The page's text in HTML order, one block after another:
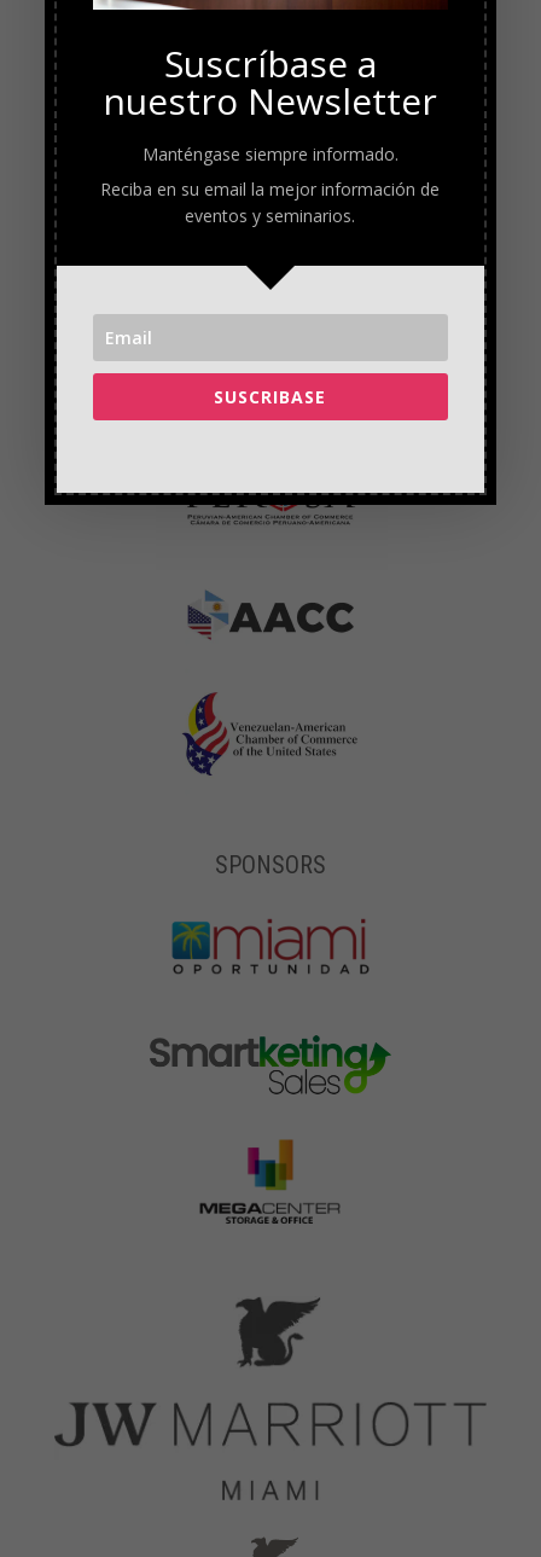
SPONSORS
Suscríbase a
nuestro Newsletter
Manténgase siempre informado.
Reciba en su email la mejor información de
eventos y seminarios.
SUSCRIBASE